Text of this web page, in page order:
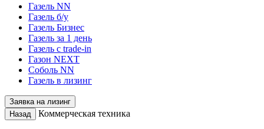
Газель NN
Газель б/у
Газель Бизнес
Газель за 1 день
Газель с trade-in
Газон NEXT
Соболь NN
Газель в лизинг
Заявка на лизинг
Назад
Коммерческая техника